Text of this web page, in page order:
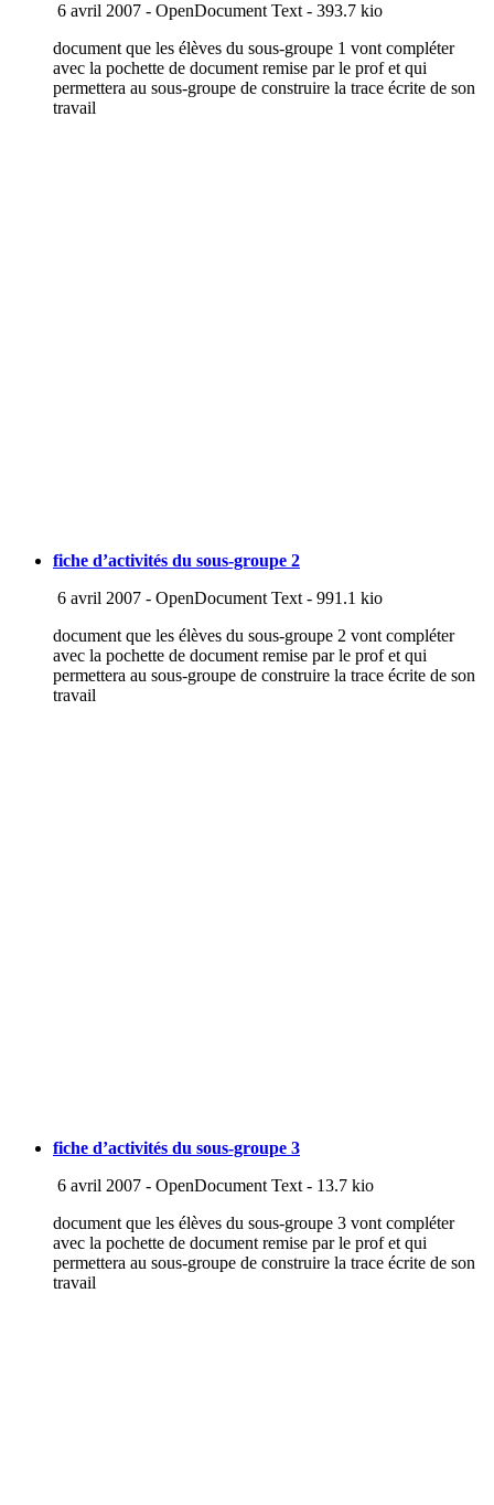
6 avril 2007 - OpenDocument Text - 393.7 kio
document que les élèves du sous-groupe 1 vont compléter
avec la pochette de document remise par le prof et qui
permettera au sous-groupe de construire la trace écrite de son
travail
fiche d’activités du sous-groupe 2
6 avril 2007 - OpenDocument Text - 991.1 kio
document que les élèves du sous-groupe 2 vont compléter
avec la pochette de document remise par le prof et qui
permettera au sous-groupe de construire la trace écrite de son
travail
fiche d’activités du sous-groupe 3
6 avril 2007 - OpenDocument Text - 13.7 kio
document que les élèves du sous-groupe 3 vont compléter
avec la pochette de document remise par le prof et qui
permettera au sous-groupe de construire la trace écrite de son
travail